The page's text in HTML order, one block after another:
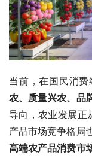
当前，在国民消费
农、质量兴农、品
导向，农业发展正
产品市场竞争格局
高端农产品消费市